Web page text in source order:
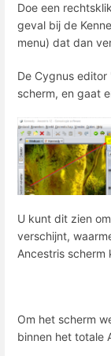
Doe een
geval bij de
menu) dat dan
De Cygnus editor
scherm, en gaat
U kunt dit zien
verschijnt,
Ancestris scherm
Om het scherm
binnen het totale